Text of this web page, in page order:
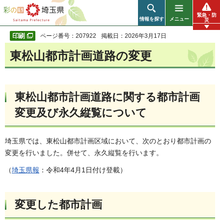
彩の国 埼玉県
情報を探す メニュー
緊急・防
災
ページ番号：207922 掲載日：2026年3月17日
東松山都市計画道路の変更
東松山都市計画道路に関する都市計画
変更及び永久縦覧について
埼玉県では、東松山都市計画区域において、次のとおり都市計画の
変更を行いました。併せて、永久縦覧を行います。
（埼玉県報 ：令和4年4月1日付け登載）
変更した都市計画